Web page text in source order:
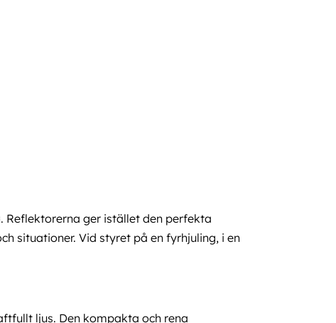
Reflektorerna ger istället den perfekta
situationer. Vid styret på en fyrhjuling, i en
ljus. Den kompakta och rena